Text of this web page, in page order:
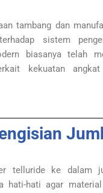
tambang dan
sistem
biasanya telah
kekuatan
telluride ke dalam
hati-hati agar